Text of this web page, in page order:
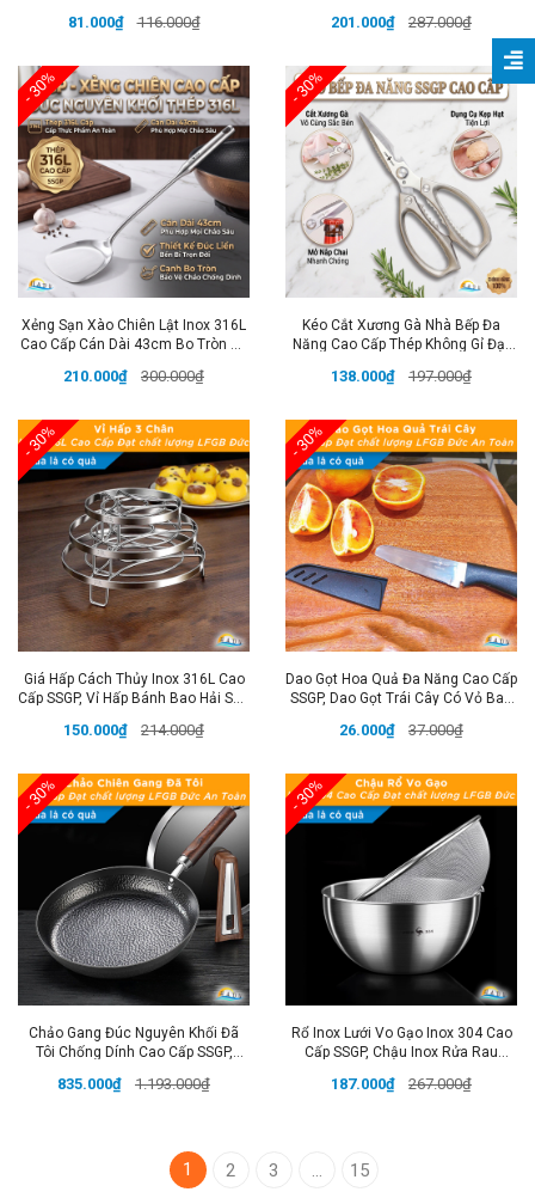
SSGP
81.000₫ 116.000₫ 201.000₫ 287.000₫
- 30%
Xẻng Sạn Xào Chiên Lật Inox 316L
Cao Cấp Cán Dài 43cm Bo Tròn An
SSGP
210.000₫ 300.000₫
- 30%
Kéo Cắt Xương Gà Nhà Bếp Đa
Năng Cao Cấp Thép Không Gỉ Đạt
138.000₫ 197.000₫
- 30%
Giá Hấp Cách Thủy Inox 316L Cao
Cấp SSGP, Vỉ Hấp Bánh Bao Hải Sản
150.000₫ 214.000₫
- 30%
Dao Gọt Hoa Quả Đa Năng Cao Cấp
SSGP, Dao Gọt Trái Cây Có Vỏ Bao
26.000₫ 37.000₫
- 30%
Chảo Gang Đúc Nguyên Khối Đã
Tôi Chống Dính Cao Cấp SSGP,
Chất Lượng LFGB Đức
835.000₫ 1.193.000₫
- 30%
Rổ Inox Lưới Vo Gạo Inox 304 Cao
Cấp SSGP, Chậu Inox Rửa Rau
Đức
187.000₫ 267.000₫
1 2 3 ... 15